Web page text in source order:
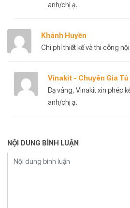
anh/chị ạ.
Khánh Huyền
Chi phí thiết kế và thi công
Vinakit - Chuyên Gia Tủ
Dạ vâng, Vinakit xin phép
anh/chị ạ.
NỘI DUNG BÌNH LUẬN